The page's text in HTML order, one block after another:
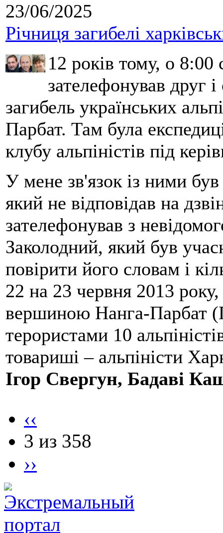
23/06/2025
Річниця загибелі
12 років тому, о 8:00
зателефонував друг
загибель українських
Парбат. Там була
клубу альпіністів під
У мене зв'язок із ними
який не відповідав на
зателефонував з
Заколодний, який був
повірити його словам і
22 на 23 червня 2013
вершиною Нанга-Парбат
терористами 10
товариші – альпіністи
Ігор Свергун, Бадаві
‹‹
3 из 358
››